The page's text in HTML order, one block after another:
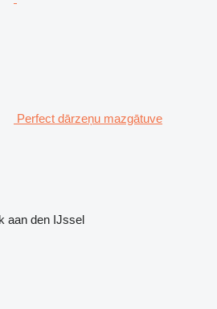
Perfect dārzeņu mazgātuve
aan den IJssel